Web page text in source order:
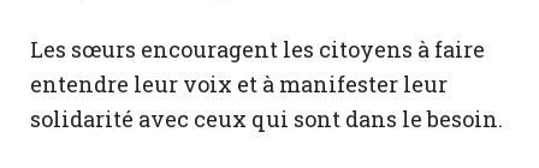
Les sœurs encouragent les citoyens à faire
entendre leur voix et à manifester leur
solidarité avec ceux qui sont dans le besoin.